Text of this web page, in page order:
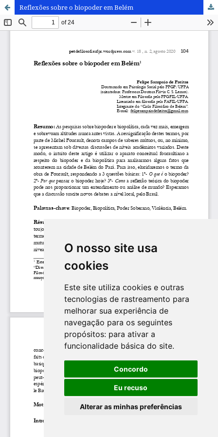
O nosso site usa
cookies
Este site utiliza cookies e outras
tecnologias de rastreamento para
melhorar sua experiência de
navegação para os seguintes
propósitos: para ativar a
funcionalidade básica do site.
Concordo
Eu recuso
Alterar as minhas preferências
Reflexões sobre o biopoder em Belém